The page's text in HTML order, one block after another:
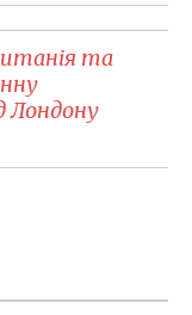
та
Лондону